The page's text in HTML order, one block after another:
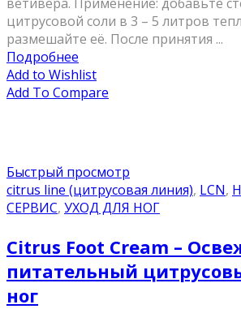
цитрусовой соли в 3 – 5 литров
размешайте её. После принятия ...
Подробнее
Add to Wishlist
Add To Compare
Быстрый просмотр
citrus line (цитрусовая линия), LCN,
СЕРВИС, УХОД ДЛЯ НОГ
Citrus Foot Cream –
питательный
ног